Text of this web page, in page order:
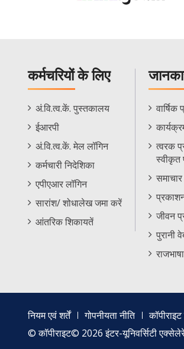
कर्मचरियों के लिए
Staff
Footer
Menu
अं.वि.त्व.कें. पुस्तकालय
ईआरपी
अं.वि.त्व.कें. मेल लॉगिन
कर्मचारी निदेशिका
एपीएआर लॉगिन
सारांश/ शोधालेख जमा करें
आंतरिक शिकायतें
वार्षिक
त्वरक
स्वीकृत
जीवन
पुरानी
Footer
menu
नियम एवं शर्तें गोपनीयता नीति कॉपीराइट
© कॉपीराइट© 2026 इंटर-यूनिवर्सिटी